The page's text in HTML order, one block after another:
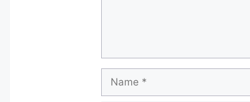
Name